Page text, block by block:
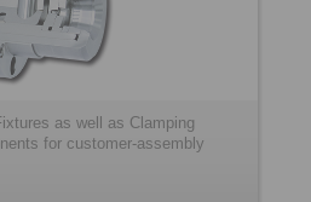
as well as Clamping
for customer-assembly